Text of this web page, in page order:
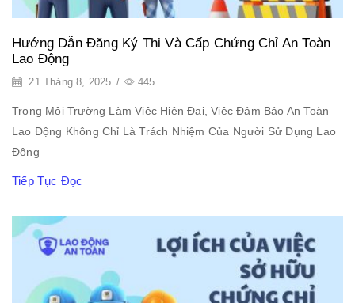
Hướng Dẫn Đăng Ký Thi Và Cấp Chứng Chỉ An Toàn
Lao Động
21 Tháng 8, 2025 / 445
Trong Môi Trường Làm Việc Hiện Đại, Việc Đảm Bảo An Toàn
Lao Động Không Chỉ Là Trách Nhiệm Của Người Sử Dụng Lao
Động
Tiếp Tục Đọc